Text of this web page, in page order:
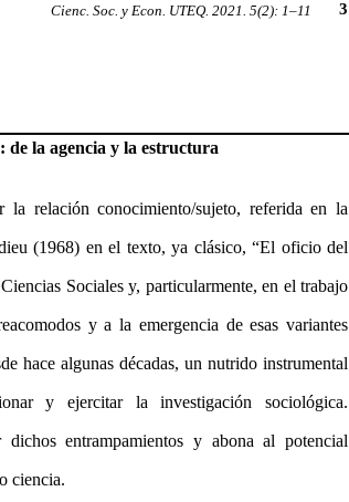
Cienc. Soc. y Econ. UTEQ. 2021. 5(2): 1–11 3
de la agencia y la estructura
la relación conocimiento/sujeto, referida en la
(1968) en el texto, ya clásico, “El oficio del
Sociales y, particularmente, en el trabajo
y a la emergencia de esas variantes
hace algunas décadas, un nutrido instrumental
y ejercitar la investigación sociológica.
dichos entrampamientos y abona al potencial
ciencia.